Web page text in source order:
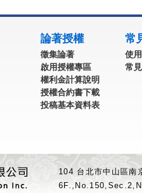
論著授權
徵集論著
啟用授權專區
權利金計算說明
授權合約書下載
投稿基本資料表
常
使
常
104 台北市中山區